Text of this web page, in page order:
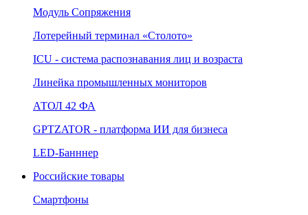
Модуль Сопряжения
Лотерейный терминал «Столото»
ICU - система распознавания лиц и возраста
Линейка промышленных мониторов
АТОЛ 42 ФА
GPTZATOR - платформа ИИ для бизнеса
LED-Банннер
Российские товары
Смартфоны